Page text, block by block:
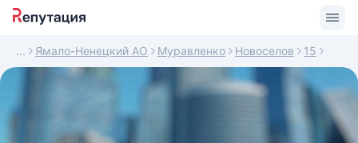
Ямало-Ненецкий АО Муравленко Новоселов 15